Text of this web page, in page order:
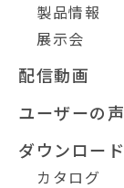
製品情報
展示会
配信動画
ユーザーの声
ダウンロー
カタログ